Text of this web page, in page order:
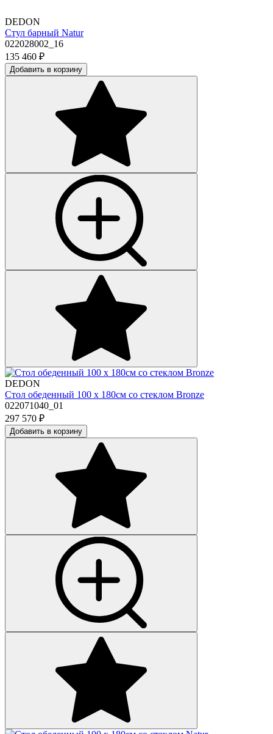
DEDON
Стул барный Natur
022028002_16
135 460 ₽
Добавить в корзину
DEDON
Стол обеденный 100 х 180см со стеклом Bronze
022071040_01
297 570 ₽
Добавить в корзину